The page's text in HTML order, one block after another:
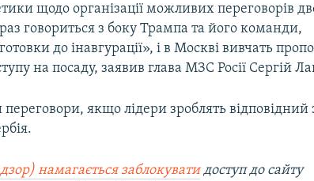
щодо організації можливих переговорів
говориться з боку Трампа та його команди,
до інавгурації», і в Москві вивчать
на посаду, заявив глава МЗС Росії Сергій
якщо лідери зроблять відповідний
намагається заблокуватидоступ до сайту